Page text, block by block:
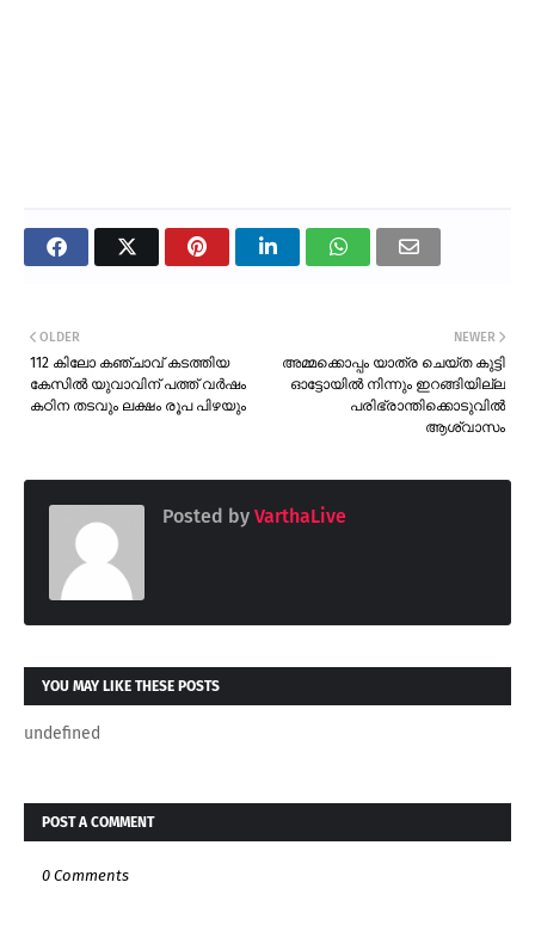
NEWER
അമ്മക്കൊപ്പം യാത്ര ചെയ്ത കുട്ടി
ഓട്ടോയിൽ നിന്നും ഇറങ്ങിയില്ല
പരിഭ്രാന്തിക്കൊടുവിൽ
ആശ്വാസം
OLDER
112 കിലോ കഞ്ചാവ് കടത്തിയ
കേസിൽ യുവാവിന് പത്ത് വർഷം
കഠിന തടവും ലക്ഷം രൂപ പിഴയും
Posted by VarthaLive
YOU MAY LIKE THESE POSTS
undefined
POST A COMMENT
0 Comments